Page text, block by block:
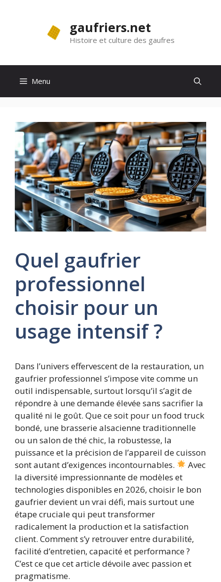
gaufriers.net
Histoire et culture des gaufres
Menu
Quel gaufrier
professionnel
choisir pour un
usage intensif ?
Dans l’univers effervescent de la restauration, un
gaufrier professionnel s’impose vite comme un
outil indispensable, surtout lorsqu’il s’agit de
répondre à une demande élevée sans sacrifier la
qualité ni le goût. Que ce soit pour un food truck
bondé, une brasserie alsacienne traditionnelle
ou un salon de thé chic, la robustesse, la
puissance et la précision de l’appareil de cuisson
sont autant d’exigences incontournables.
Avec
la diversité impressionnante de modèles et
technologies disponibles en 2026, choisir le bon
gaufrier devient un vrai défi, mais surtout une
étape cruciale qui peut transformer
radicalement la production et la satisfaction
client. Comment s’y retrouver entre durabilité,
facilité d’entretien, capacité et performance ?
C’est ce que cet article dévoile avec passion et
pragmatisme.